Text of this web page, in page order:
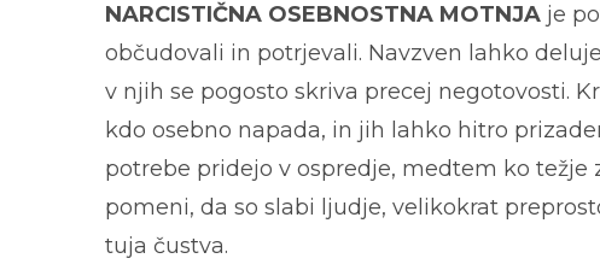
NARCISTIČNA OSEBNOSTNA MOTNJA je
občudovali in potrjevali. Navzven lahko
v njih se pogosto skriva precej negotovosti.
kdo osebno napada, in jih lahko hitro
potrebe pridejo v ospredje, medtem ko težje
pomeni, da so slabi ljudje, velikokrat
tuja čustva.